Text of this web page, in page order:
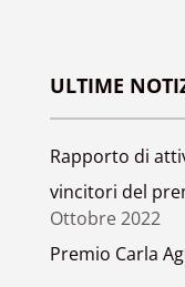
ULTIME
Rapporto di
vincitori del
Ottobre 2022
Premio Carla